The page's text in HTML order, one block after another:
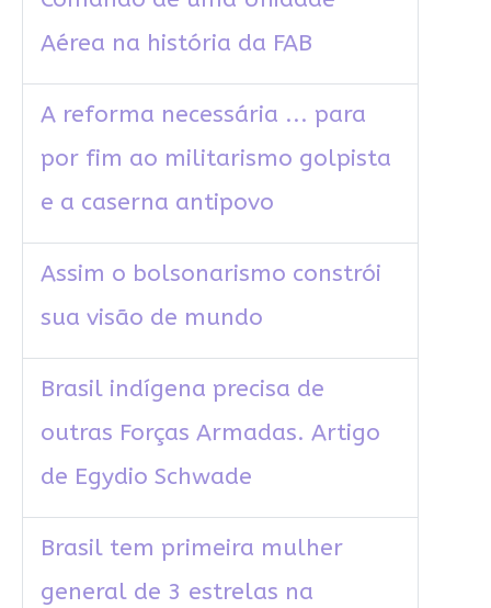
Aérea na história da FAB
A reforma necessária ... para
por fim ao militarismo golpista
e a caserna antipovo
Assim o bolsonarismo constrói
sua visão de mundo
Brasil indígena precisa de
outras Forças Armadas. Artigo
de Egydio Schwade
Brasil tem primeira mulher
general de 3 estrelas na